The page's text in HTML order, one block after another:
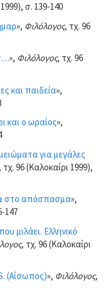
σ. 139-140
», Φιλόλογος, τχ. 96
», Φιλόλογος, τχ. 96
και παιδεία»,
και ο ωραίος»,
για μεγάλες
τχ. 96 (Καλοκαίρι 1999),
στο απόσπασμα»,
147
μιλάει. Ελληνικό
, τχ. 96 (Καλοκαίρι
(Αίσωπος)», Φιλόλογος,